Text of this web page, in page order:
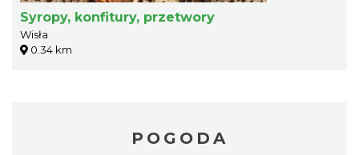
Syropy, konfitury, przetwory
Wisła
0.34 km
POGODA